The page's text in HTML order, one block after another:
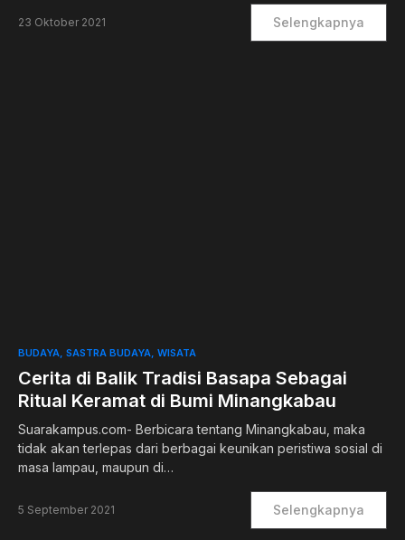
23 Oktober 2021 Selengkapnya
BUDAYA SASTRA BUDAYA WISATA
Cerita di Balik Tradisi Basapa Sebagai
Ritual Keramat di Bumi Minangkabau
Suarakampus.com- Berbicara tentang Minangkabau, maka
tidak akan terlepas dari berbagai keunikan peristiwa sosial di
masa lampau, maupun di…
5 September 2021 Selengkapnya